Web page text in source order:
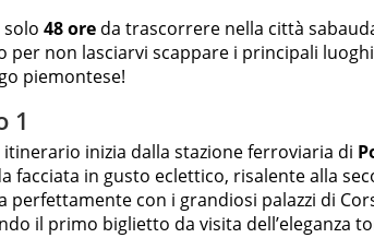
solo 48 ore da trascorrere nella città
per non lasciarvi scappare i principali
piemontese!
1
inizia dalla stazione ferroviaria di
facciata in gusto eclettico, risalente alla
perfettamente con i grandiosi palazzi di
il primo biglietto da visita dell’eleganza